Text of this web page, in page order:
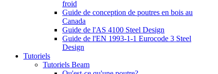
froid
Guide de conception de poutres en bois au
Canada
Guide de l'AS 4100 Steel Design
Guide de l'EN 1993-1-1 Eurocode 3 Steel
Design
Tutoriels
Tutoriels Beam